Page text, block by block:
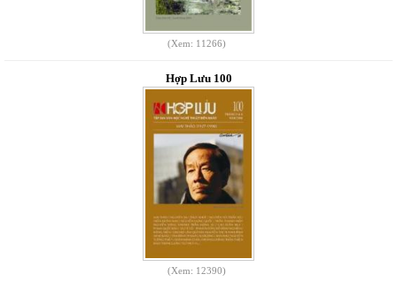
(Xem: 11266)
Hợp Lưu 100
(Xem: 12390)